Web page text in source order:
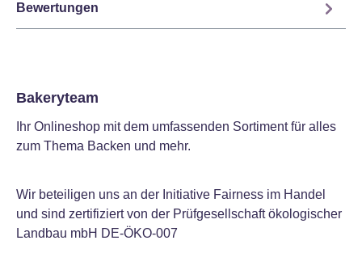
Bewertungen
Bakeryteam
Ihr Onlineshop mit dem umfassenden Sortiment für alles
zum Thema Backen und mehr.
Wir beteiligen uns an der Initiative Fairness im Handel
und sind zertifiziert von der Prüfgesellschaft ökologischer
Landbau mbH DE-ÖKO-007